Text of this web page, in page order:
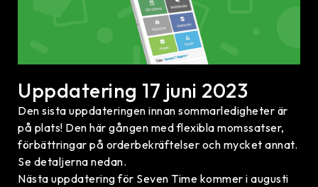
Uppdatering 17 juni 2023
Den sista uppdateringen innan sommarledigheter är
på plats! Den här gången med flexibla momssatser,
förbättringar på orderbekräftelser och mycket annat.
Se detaljerna nedan.
Nästa uppdatering för Seven Time kommer i augusti